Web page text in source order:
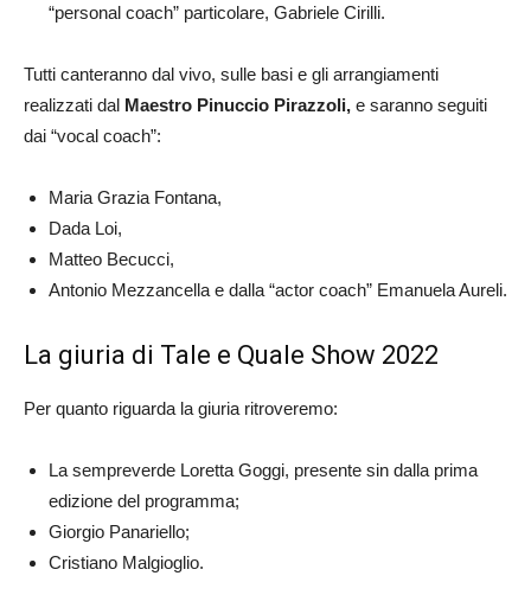
“personal coach” particolare, Gabriele Cirilli.
Tutti canteranno dal vivo, sulle basi e gli arrangiamenti
realizzati dal Maestro Pinuccio Pirazzoli, e saranno seguiti
dai “vocal coach”:
Maria Grazia Fontana,
Dada Loi,
Matteo Becucci,
Antonio Mezzancella e dalla “actor coach” Emanuela Aureli.
La giuria di Tale e Quale Show 2022
Per quanto riguarda la giuria ritroveremo:
La sempreverde Loretta Goggi, presente sin dalla prima
edizione del programma;
Giorgio Panariello;
Cristiano Malgioglio.